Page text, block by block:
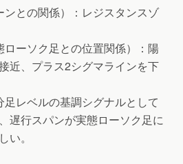
ンとの関係）：レジスタンスゾ
ローソク足との位置関係）：陽
近、プラス2シグマラインを下
足レベルの基調シグナルとして
遅行スパンが実態ローソク足に
い。